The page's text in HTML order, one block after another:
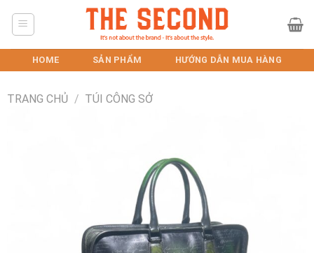
HOME SẢN PHẨM HƯỚNG DẪN MUA HÀNG
TRANG CHỦ / TÚI CÔNG SỞ